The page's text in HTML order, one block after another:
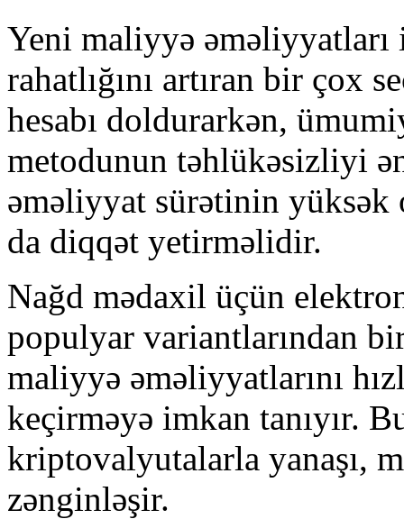
Yeni maliyyə əməliyyatları
rahatlığını artıran bir çox
hesabı doldurarkən,
metodunun təhlükəsizliyi
əməliyyat sürətinin yüksək
da diqqət yetirməlidir.
Nağd mədaxil üçün
populyar variantlarından
maliyyə əməliyyatlarını
keçirməyə imkan tanıyır.
kriptovalyutalarla yanaşı,
zənginləşir.